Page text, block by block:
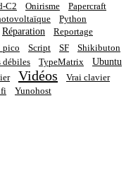
C2 Onirisme
Papercraft
Python
Réparation Reportage
Script SF
Shikibuton
débiles TypeMatrix Ubuntu
Vidéos
Vrai clavier
Yunohost